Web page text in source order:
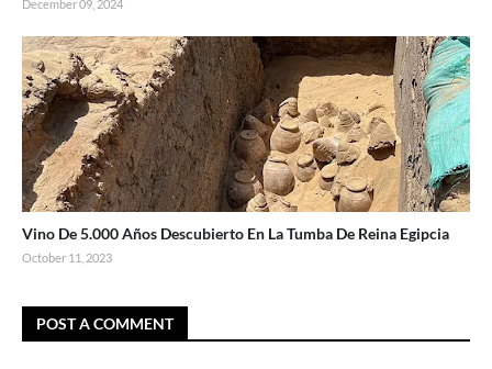
December 09, 2024
Vino De 5.000 Años Descubierto En La Tumba De Reina Egipcia
October 11, 2023
POST A COMMENT